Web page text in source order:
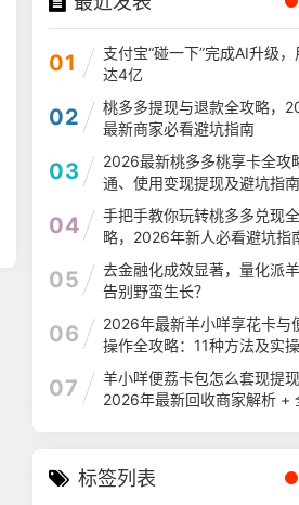
01
支付宝“碰一下”完成AI升级
达4亿
02
桃多多提现与退款全攻略，
最新商家必看避坑指南
03
2026最新桃多多桃享卡全攻
通、使用变现提现及避坑指南
04
手把手教你玩转桃多多兑现
略，2026年新人必看避坑指
05
去金融化成效显著，量化派
告别野蛮生长？
06
2026年最新羊小咩享花卡与
操作全攻略：11种方法及实
07
羊小咩便荔卡包怎么套现提现
2026年最新回收商家解析 +
标签列表